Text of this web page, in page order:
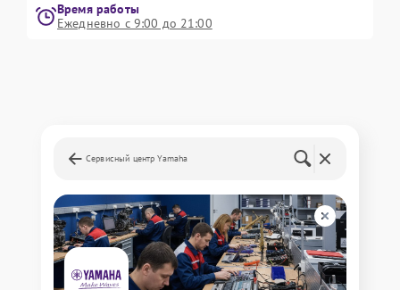
Время работы
Ежедневно с 9:00 до 21:00
Сервисный центр Yamaha